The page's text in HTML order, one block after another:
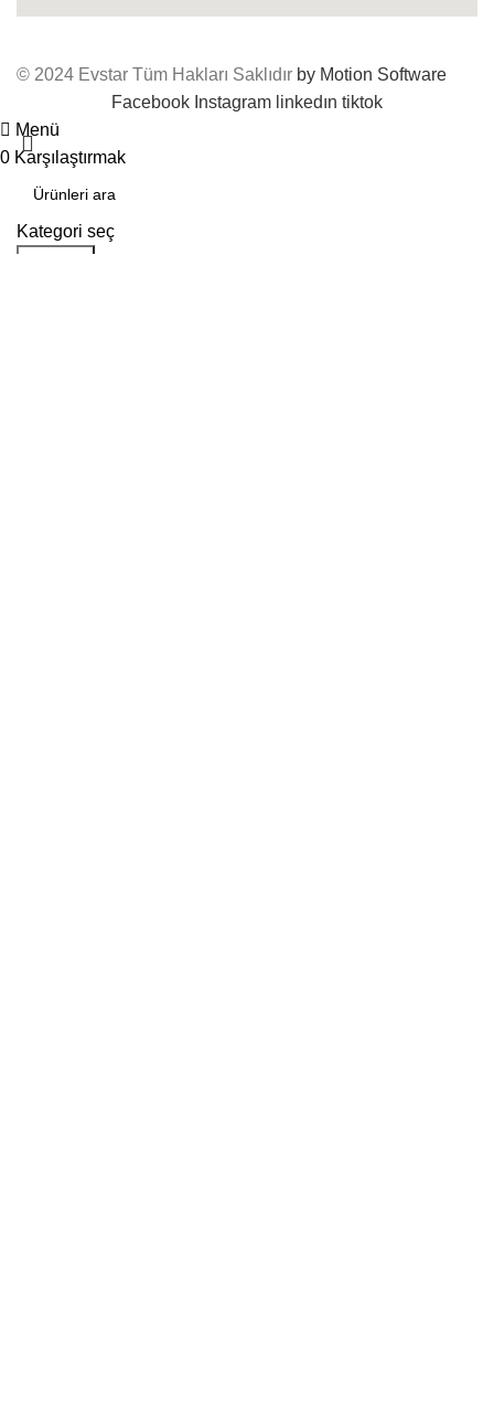
© 2024 Evstar Tüm Hakları Saklıdır by Motion Software
Facebook Instagram linkedın tiktok
Kategori seç
Menü
0 Karşılaştırmak